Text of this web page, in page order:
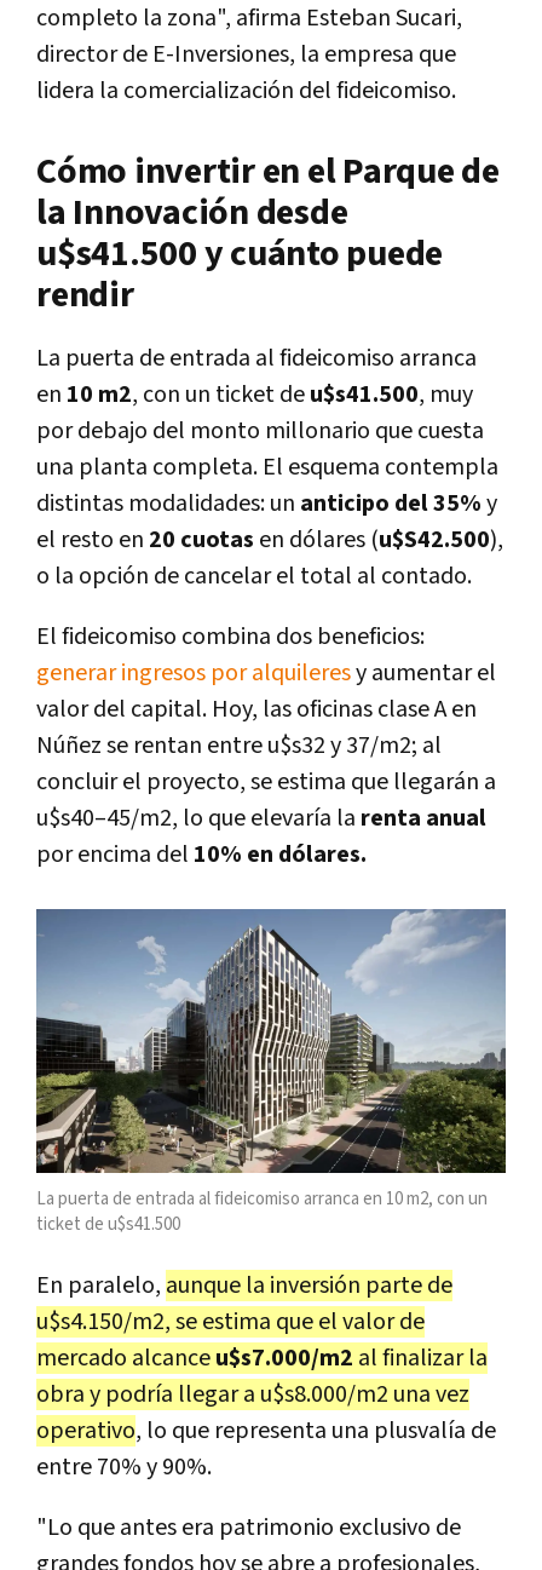
completo la zona", afirma Esteban Sucari,
director de E-Inversiones, la empresa que
lidera la comercialización del fideicomiso.
Cómo invertir en el Parque de
la Innovación desde
u$s41.500 y cuánto puede
rendir
La puerta de entrada al fideicomiso arranca
en 10 m2, con un ticket deu$s41.500, muy
por debajo del monto millonario que cuesta
una planta completa. El esquema contempla
distintas modalidades: un anticipo del 35%y
el resto en 20 cuotas en dólares (u$S42.500),
o la opción de cancelar el total al contado.
El fideicomiso combina dos beneficios:
generar ingresos por alquileresy aumentar el
valor del capital. Hoy, las oficinas clase A en
Núñez se rentan entre u$s32 y 37/m2; al
concluir el proyecto, se estima que llegarán a
u$s40–45/m2, lo que elevaría la renta anual
por encima del 10% en dólares.
La puerta de entrada al fideicomiso arranca en 10 m2, con un
ticket de u$s41.500
En paralelo, aunque la inversión parte de
u$s4.150/m2, se estima que el valor de
mercado alcanceu$s7.000/m2 al finalizar la
obra y podría llegar a u$s8.000/m2 una vez
operativo, lo que representa una plusvalía de
entre 70% y 90%.
"Lo que antes era patrimonio exclusivo de